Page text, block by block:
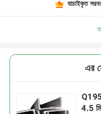
যাচাইকৃত
এর
4.5